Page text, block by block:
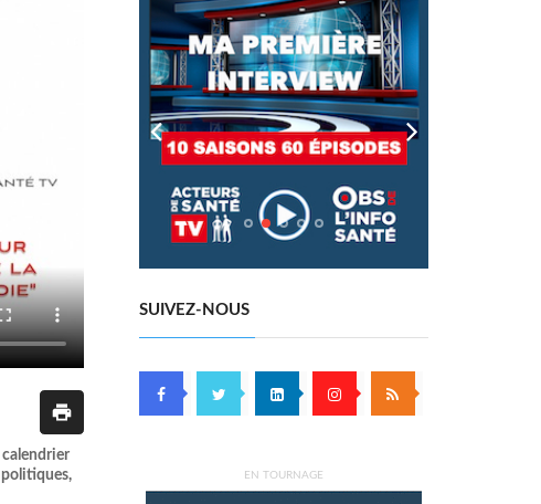
calendrier
politiques,
SUIVEZ-NOUS
EN TOURNAGE